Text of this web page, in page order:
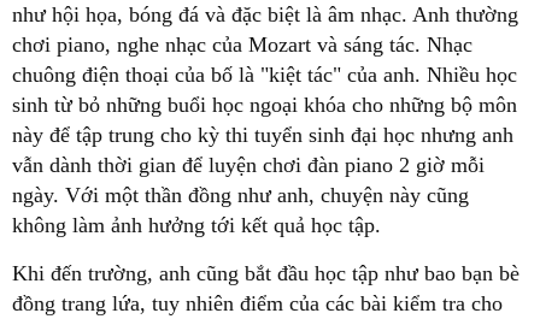
như hội họa, bóng đá và đặc biệt là âm nhạc. Anh thường
chơi piano, nghe nhạc của Mozart và sáng tác. Nhạc
chuông điện thoại của bố là "kiệt tác" của anh. Nhiều học
sinh từ bỏ những buổi học ngoại khóa cho những bộ môn
này để tập trung cho kỳ thi tuyển sinh đại học nhưng anh
vẫn dành thời gian để luyện chơi đàn piano 2 giờ mỗi
ngày. Với một thần đồng như anh, chuyện này cũng
không làm ảnh hưởng tới kết quả học tập.
Khi đến trường, anh cũng bắt đầu học tập như bao bạn bè
đồng trang lứa, tuy nhiên điểm của các bài kiểm tra cho